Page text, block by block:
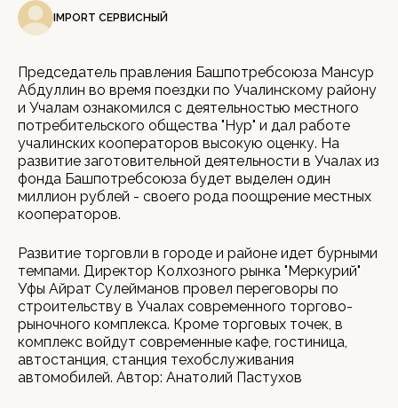
IMPORT СЕРВИСНЫЙ
Председатель правления Башпотребсоюза Мансур
Абдуллин во время поездки по Учалинскому району
и Учалам ознакомился с деятельностью местного
потребительского общества "Нур" и дал работе
учалинских кооператоров высокую оценку. На
развитие заготовительной деятельности в Учалах из
фонда Башпотребсоюза будет выделен один
миллион рублей - своего рода поощрение местных
кооператоров.
Развитие торговли в городе и районе идет бурными
темпами. Директор Колхозного рынка "Меркурий"
Уфы Айрат Сулейманов провел переговоры по
строительству в Учалах современного торгово-
рыночного комплекса. Кроме торговых точек, в
комплекс войдут современные кафе, гостиница,
автостанция, станция техобслуживания
автомобилей. Автор: Анатолий Пастухов